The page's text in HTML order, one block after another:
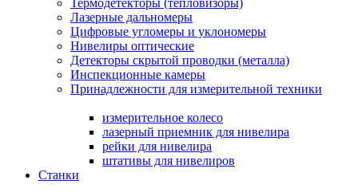
Термодетекторы (тепловизоры)
Лазерные дальномеры
Цифровые угломеры и уклономеры
Нивелиры оптические
Детекторы скрытой проводки (металла)
Инспекционные камеры
Принадлежности для измерительной техники
измерительное колесо
лазерный приемник для нивелира
рейки для нивелира
штативы для нивелиров
Станки